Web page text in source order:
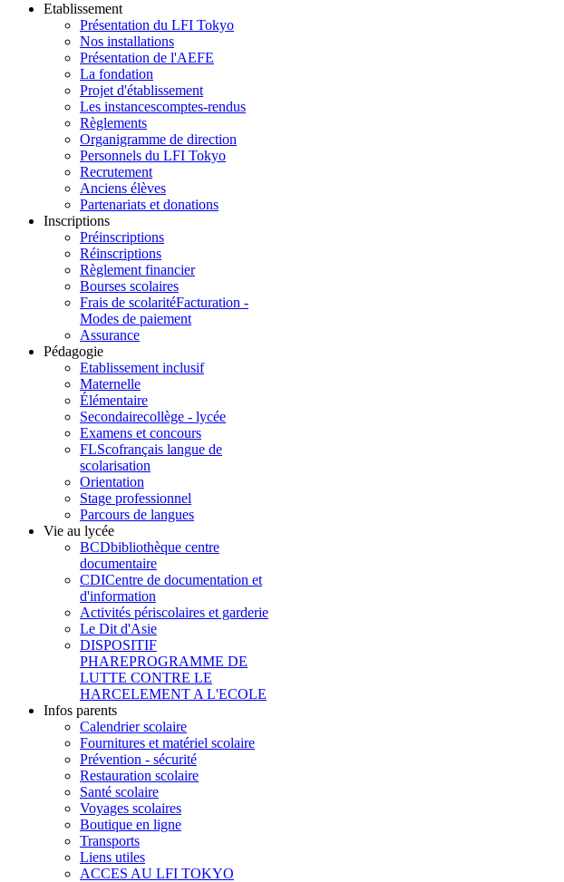
Etablissement
Présentation du LFI Tokyo
Nos installations
Présentation de l'AEFE
La fondation
Projet d'établissement
Les instancescomptes-rendus
Règlements
Organigramme de direction
Personnels du LFI Tokyo
Recrutement
Anciens élèves
Partenariats et donations
Inscriptions
Préinscriptions
Réinscriptions
Règlement financier
Bourses scolaires
Frais de scolaritéFacturation -
Modes de paiement
Assurance
Pédagogie
Etablissement inclusif
Maternelle
Élémentaire
Secondairecollège - lycée
Examens et concours
FLScofrançais langue de
scolarisation
Orientation
Stage professionnel
Parcours de langues
Vie au lycée
BCDbibliothèque centre
documentaire
CDICentre de documentation et
d'information
Activités périscolaires et garderie
Le Dit d'Asie
DISPOSITIF
PHAREPROGRAMME DE
LUTTE CONTRE LE
HARCELEMENT A L'ECOLE
Infos parents
Calendrier scolaire
Fournitures et matériel scolaire
Prévention - sécurité
Restauration scolaire
Santé scolaire
Voyages scolaires
Boutique en ligne
Transports
Liens utiles
ACCES AU LFI TOKYO